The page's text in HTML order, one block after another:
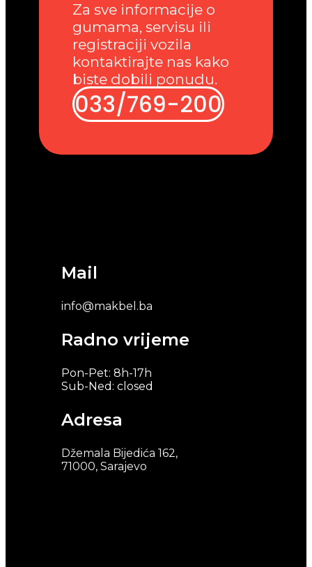
Mail
info@makbel.ba
Radno vrijeme
Pon-Pet: 8h-17h
Sub-Ned: closed
Adresa
Džemala Bijedića 162,
71000, Sarajevo
Za sve informacije o
gumama, servisu ili
registraciji vozila
kontaktirajte nas kako
biste dobili ponudu.
033/769-200